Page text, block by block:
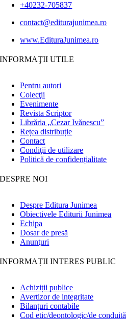
+40232-705837
contact@editurajunimea.ro
www.EdituraJunimea.ro
INFORMAŢII UTILE
Pentru autori
Colecţii
Evenimente
Revista Scriptor
Librăria „Cezar Ivănescu”
Rețea distribuție
Contact
Condiţii de utilizare
Politică de confidențialitate
DESPRE NOI
Despre Editura Junimea
Obiectivele Editurii Junimea
Echipa
Dosar de presă
Anunţuri
INFORMAȚII INTERES PUBLIC
Achiziții publice
Avertizor de integritate
Bilanțuri contabile
Cod etic/deontologic/de conduită